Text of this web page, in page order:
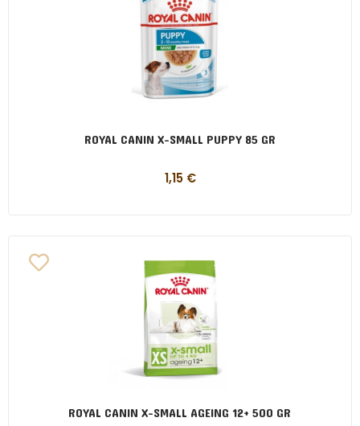
ROYAL CANIN X-SMALL PUPPY 85 GR
1,15 €
ROYAL CANIN X-SMALL AGEING 12+ 500 GR